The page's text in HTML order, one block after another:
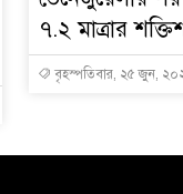
৭.২ মাত্রার
বৃহস্পতিবার, ২৫ জুন,